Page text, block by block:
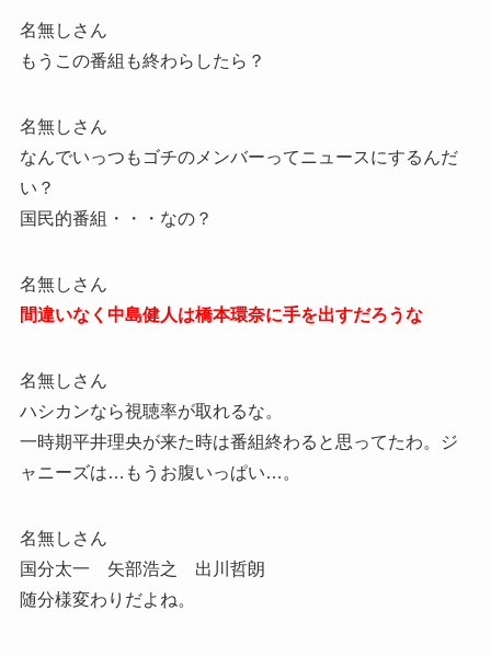
名無しさん
もうこの番組も終わらしたら？
名無しさん
なんでいっつもゴチのメンバーってニュースにするんだ
い？
国民的番組・・・なの？
名無しさん
間違いなく中島健人は橋本環奈に手を出すだろうな
名無しさん
ハシカンなら視聴率が取れるな。
一時期平井理央が来た時は番組終わると思ってたわ。ジ
ャニーズは…もうお腹いっぱい…。
名無しさん
国分太一 矢部浩之 出川哲朗
随分様変わりだよね。